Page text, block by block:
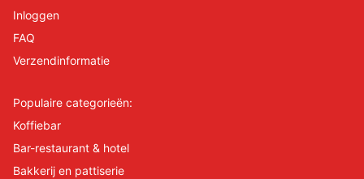
Inloggen
FAQ
Verzendinformatie
Populaire categorieën:
Koffiebar
Bar-restaurant & hotel
Bakkerij en pattiserie